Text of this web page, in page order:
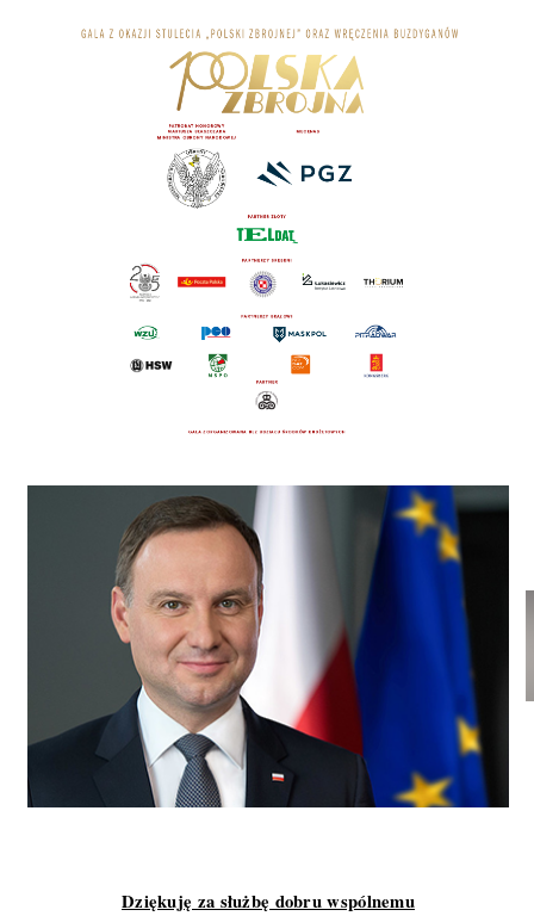
Dziękuję za służbę dobru wspólnemu